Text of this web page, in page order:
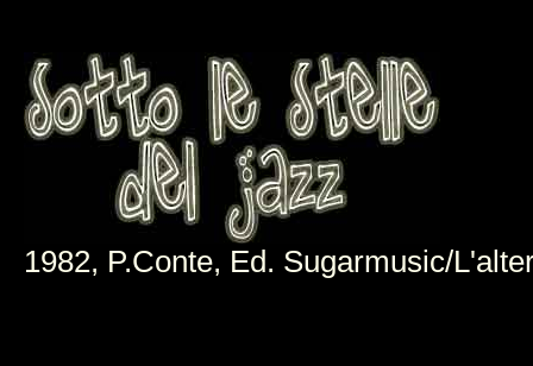
1982, P.Conte, Ed. Sugarmusic/